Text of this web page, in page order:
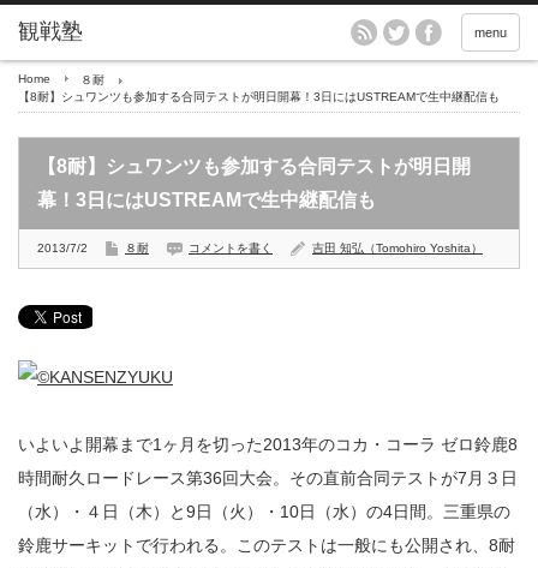
menu
Home
８耐
【8耐】シュワンツも参加する合同テストが明日開幕！3日にはUSTREAMで生中継配信も
【8耐】シュワンツも参加する合同テストが明日開
幕！3日にはUSTREAMで生中継配信も
2013/7/2 ８耐 コメントを書く 吉田 知弘（Tomohiro Yoshita）
いよいよ開幕まで1ヶ月を切った2013年のコカ・コーラ ゼロ鈴鹿8
時間耐久ロードレース第36回大会。その直前合同テストが7月３日
（水）・４日（木）と9日（火）・10日（水）の4日間。三重県の
鈴鹿サーキットで行われる。このテストは一般にも公開され、8耐